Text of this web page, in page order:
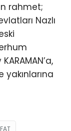
rahmet;
Nazlı